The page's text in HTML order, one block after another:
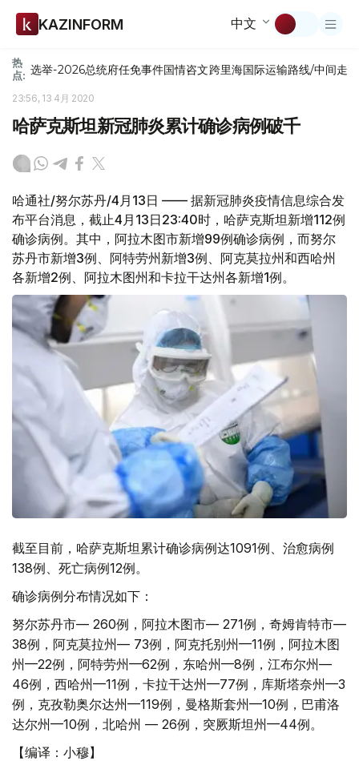
KAZINFORM 中文
热
点: 选举-2026总统府任免事件国情咨文跨里海国际运输路线/中间走廊
23:56, 13 4月 2020
哈萨克斯坦新冠肺炎累计确诊病例破千
哈通社/努尔苏丹/4月13日 —— 据新冠肺炎疫情信息综合发
布平台消息，截止4月13日23:40时，哈萨克斯坦新增112例
确诊病例。其中，阿拉木图市新增99例确诊病例，而努尔
苏丹市新增3例、阿特劳州新增3例、阿克莫拉州和西哈州
各新增2例、阿拉木图州和卡拉干达州各新增1例。
截至目前，哈萨克斯坦累计确诊病例达1091例、治愈病例
138例、死亡病例12例。
确诊病例分布情况如下：
努尔苏丹市— 260例，阿拉木图市— 271例，奇姆肯特市—
38例，阿克莫拉州— 73例，阿克托别州—11例，阿拉木图
州—22例，阿特劳州—62例，东哈州—8例，江布尔州—
46例，西哈州—11例，卡拉干达州—77例，库斯塔奈州—3
例，克孜勒奥尔达州—119例，曼格斯套州—10例，巴甫洛
达尔州—10例，北哈州 — 26例，突厥斯坦州—44例。
【编译：小穆】